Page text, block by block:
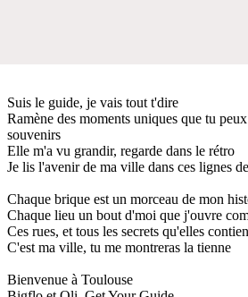
Suis le guide, je vais tout t'dire
Ramène des moments uniques que tu
souvenirs
Elle m'a vu grandir, regarde dans le rétro
Je lis l'avenir de ma ville dans ces lignes
Chaque brique est un morceau de mon
Chaque lieu un bout d'moi que j'ouvre
Ces rues, et tous les secrets qu'elles
C'est ma ville, tu me montreras la tienne
Bienvenue à Toulouse